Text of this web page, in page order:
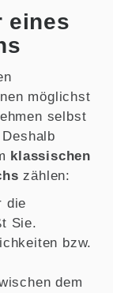
eines
möglichst
selbst
klassischen
zählen:
die
Sie.
bzw.
dem